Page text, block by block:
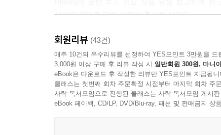
삽화도 그대로 담아 원작을 충실히 옮겼다.
모험 시작!
끈임 없이 이어지는 흥미진진한 이야기들
로빈 후드는 도적이다. 하지만 우리는 그를 의적
후드는 힘 있는 자들, 권력층에 대항하는 의적이
충돌한다. 그중 압권은 그의 최대 숙적인 노팅
회원리뷰 (43건)
매주 10건의 우수리뷰를 선정하여 YES포인트 3만원을 드
3,000원 이상 구매 후 리뷰 작성 시 일반회원 300원, 마니
eBook은 다운로드 후 작성한 리뷰만 YES포인트 지급됩니
클래스는 첫번째 회차 주문확정 시점부터 마지막 회차 주
사락 독서모임으로 진행된 클래스는 사락 독서모임 게시
eBook 페이백, CD/LP, DVD/Blu-ray, 패션 및 판매금지 상